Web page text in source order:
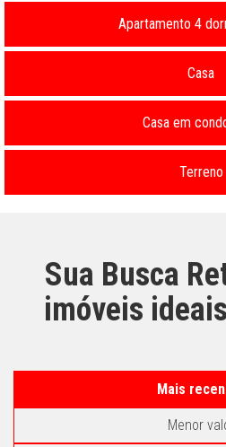
Apartamento 4
Casa
Casa em
Terreno
Sua Busca
imóveis
Mais
Menor